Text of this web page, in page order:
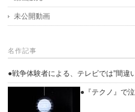
未公開動画
名作記事
●戦争体験者による、テレビでは”間違
●『テクノ』で泣